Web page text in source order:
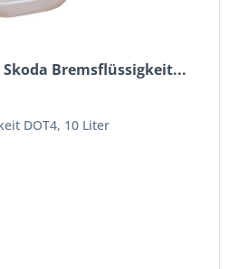
Bremsflüssigkeit...
DOT4, 10 Liter